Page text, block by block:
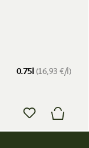
0.75l (16,93 €/l)